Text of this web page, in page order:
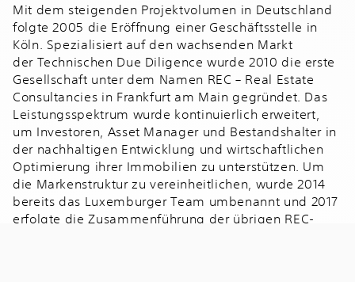
Mit dem steigenden Projektvolumen in Deutschland
folgte 2005 die Eröffnung einer Geschäftsstelle in
Köln. Spezialisiert auf den wachsenden Markt
der Technischen Due Diligence wurde 2010 die erste
Gesellschaft unter dem Namen REC – Real Estate
Consultancies in Frankfurt am Main gegründet. Das
Leistungsspektrum wurde kontinuierlich erweitert,
um Investoren, Asset Manager und Bestandshalter in
der nachhaltigen Entwicklung und wirtschaftlichen
Optimierung ihrer Immobilien zu unterstützen. Um
die Markenstruktur zu vereinheitlichen, wurde 2014
bereits das Luxemburger Team umbenannt und 2017
erfolgte die Zusammenführung der übrigen REC-